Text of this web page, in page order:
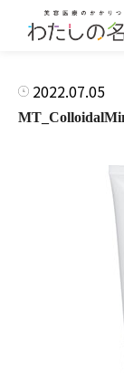
2022.07.05